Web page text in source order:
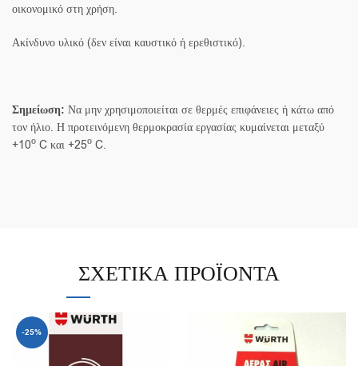
οικονομικό στη χρήση.
Ακίνδυνο υλικό (δεν είναι καυστικό ή ερεθιστικό).
Σημείωση: Να μην χρησιμοποιείται σε θερμές επιφάνειες ή κάτω από
τον ήλιο. Η προτεινόμενη θερμοκρασία εργασίας κυμαίνεται μεταξύ
+10ο C και +25ο C.
ΣΧΕΤΙΚΆ ΠΡΟΪΌΝΤΑ
-25%